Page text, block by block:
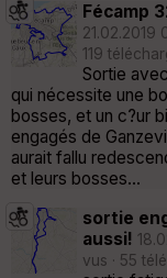
Fécamp
21.02.2019
119
Sortie
qui nécessite une
bosses, et un c?ur
engagés de
aurait fallu
et leurs bosses...
sortie
aussi!
vus · 55